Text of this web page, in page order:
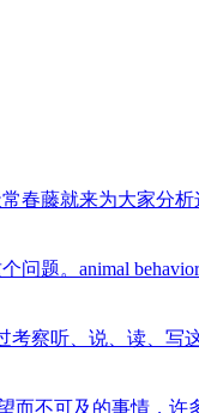
春藤就来为大家分
问题。animal
察听、说、读、写
而不可及的事情，许